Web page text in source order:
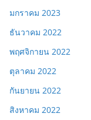
มกราคม 2023
ธันวาคม 2022
พฤศจิกายน 2022
ตุลาคม 2022
กันยายน 2022
สิงหาคม 2022